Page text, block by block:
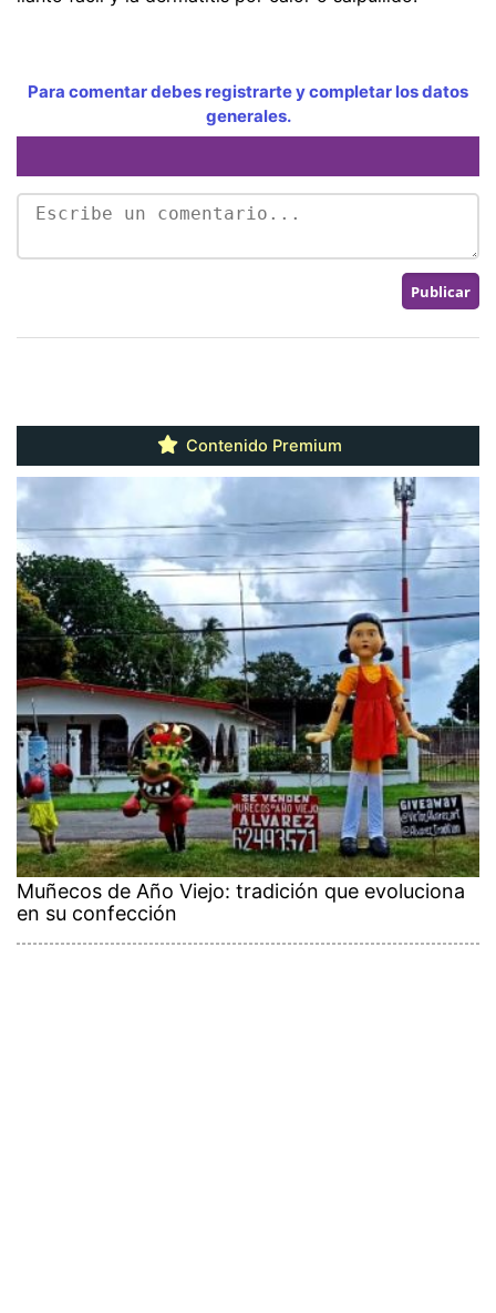
Para comentar debes registrarte y completar los datos
generales.
Contenido Premium
Muñecos de Año Viejo: tradición que evoluciona
en su confección